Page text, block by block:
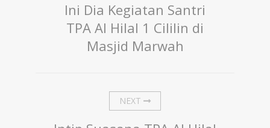
Ini Dia Kegiatan Santri
TPA Al Hilal 1 Cililin di
Masjid Marwah
NEXT